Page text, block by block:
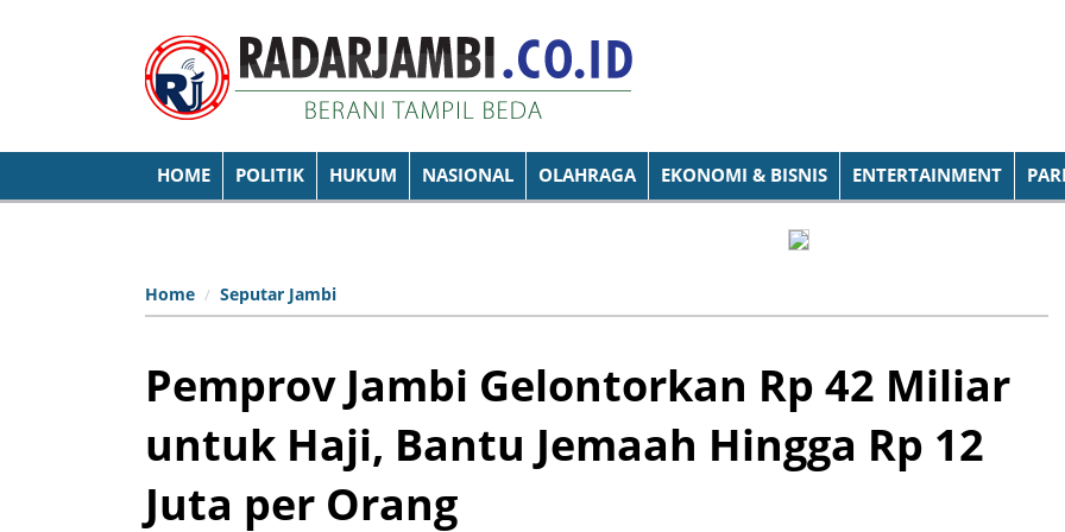
HOME POLITIK HUKUM NASIONAL OLAHRAGA EKONOMI & BISNIS ENTERTAINMENT
Home Seputar Jambi
Pemprov Jambi Gelontorkan Rp 42 Miliar
untuk Haji, Bantu Jemaah Hingga Rp 12
Juta per Orang